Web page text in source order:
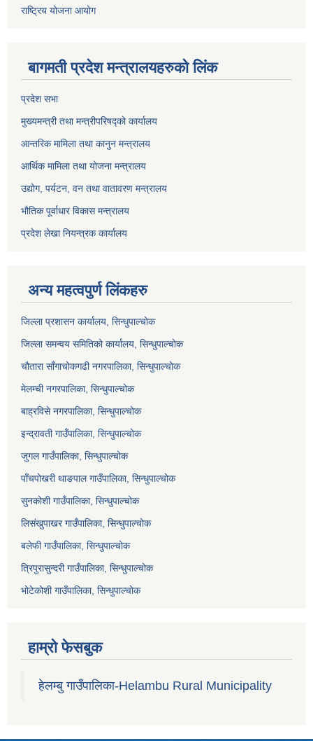
राष्ट्रिय योजना आयोग
बागमती प्रदेश मन्त्रालयहरुको लिंक
प्रदेश सभा
मुख्यमन्त्री तथा मन्त्रीपरिषद्को कार्यालय
आन्तरिक मामिला तथा कानुन मन्त्रालय
आर्थिक मामिला तथा योजना मन्त्रालय
उद्योग, पर्यटन, वन तथा वातावरण मन्त्रालय
भौतिक पूर्वाधार विकास मन्त्रालय
प्रदेश लेखा नियन्त्रक कार्यालय
अन्य महत्वपुर्ण लिंकहरु
जिल्ला प्रशासन कार्यालय, सिन्धुपाल्चोक
जिल्ला समन्वय समितिको कार्यालय, सिन्धुपाल्चोक
चौतारा साँगाचोकगढी नगरपालिका, सिन्धुपाल्चोक
मेलम्ची नगरपालिका, सिन्धुपाल्चोक
बाह्रविसे नगरपालिका, सिन्धुपाल्चोक
इन्द्रावती गाउँपालिका, सिन्धुपाल्चोक
जुगल गाउँपालिका, सिन्धुपाल्चोक
पाँचपोखरी थाङपाल गाउँपालिका, सिन्धुपाल्चोक
सुनकोशी गाउँपालिका, सिन्धुपाल्चोक
लिसंखुपाखर गाउँपालिका, सिन्धुपाल्चोक
बलेफी गाउँपालिका, सिन्धुपाल्चोक
त्रिपुरासुन्दरी गाउँपालिका, सिन्धुपाल्चोक
भोटेकोशी गाउँपालिका, सिन्धुपाल्चोक
हाम्रो फेसबुक
हेलम्बु गाउँपालिका-Helambu Rural Municipality